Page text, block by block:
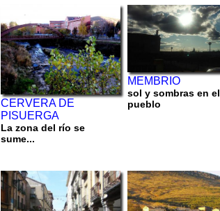
CERVERA DE
PISUERGA
La zona del río se
sume...
MEMBRIO
sol y sombras en el
pueblo